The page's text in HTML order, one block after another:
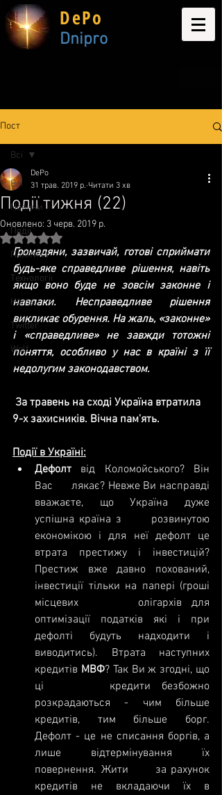
DePo
Dnipro
Пост
Всі
Новини
Події
Політика
Технології
Home
Twitter
Wolf
Всі
Події тижня (22)
DePo
31 трав. 2019 р. Читати 3 хв
Оновлено: 3 черв. 2019 р.
Оцінка: NaN з 5 зірок.
Громадяни, зазвичай, готові сприймати
будь-яке справедливе рішення, навіть
якщо воно буде не зовсім законне і
навпаки. Несправедливе рішення
викликає обурення. На жаль, «законне»
і «справедливе» не завжди тотожні
поняття, особливо у нас в країні з її
недолугим законодавством.
За травень на сході Україна втратила
9-х захисників. Вічна пам'ять.
Події в Україні:
Дефолт від Коломойського? Він
Вас      лякає? Невже Ви насправді
вважаєте, що Україна дуже
успішна країна з      розвинутою
економікою і для неї дефолт це
втрата престижу і інвестицій?
Престиж вже давно похований,
інвестиції тільки на папері (гроші
місцевих      олігархів для
оптимізації податків які і при
дефолті будуть надходити і
виводитись). Втрата наступних
кредитів МВФ? Так Ви ж згодні, що
ці      кредити безбожно
розкрадаються - чим більше
кредитів, тим більше борг.
Дефолт - це не списання боргів, а
лише відтермінування їх
повернення. Жити      за рахунок
кредитів не вкладаючи їх в